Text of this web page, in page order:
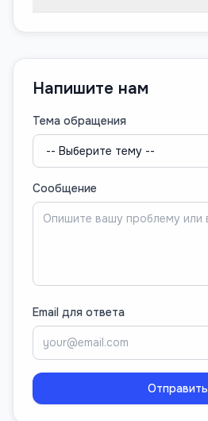
Напишите нам
Тема обращения
Сообщение
Email для ответа
Отправить